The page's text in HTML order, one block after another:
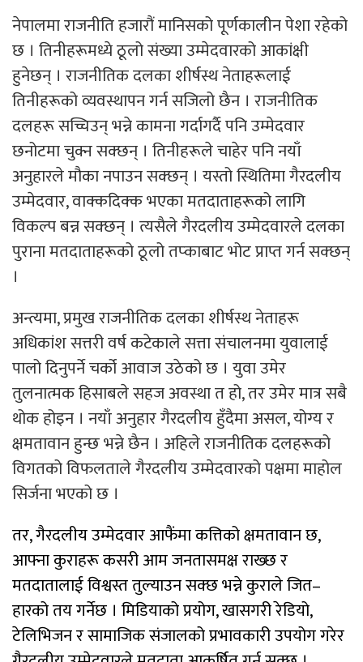
नेपालमा राजनीति हजारौं मानिसको पूर्णकालीन पेशा रहेको
छ । तिनीहरूमध्ये ठूलो संख्या उम्मेदवारको आकांक्षी
हुनेछन् । राजनीतिक दलका शीर्षस्थ नेताहरूलाई
तिनीहरूको व्यवस्थापन गर्न सजिलो छैन । राजनीतिक
दलहरू सच्चिउन् भन्ने कामना गर्दागर्दै पनि उम्मेदवार
छनोटमा चुक्न सक्छन् । तिनीहरूले चाहेर पनि नयाँ
अनुहारले मौका नपाउन सक्छन् । यस्तो स्थितिमा गैरदलीय
उम्मेदवार, वाक्कदिक्क भएका मतदाताहरूको लागि
विकल्प बन्न सक्छन् । त्यसैले गैरदलीय उम्मेदवारले दलका
पुराना मतदाताहरूको ठूलो तप्काबाट भोट प्राप्त गर्न सक्छन्
।
अन्त्यमा, प्रमुख राजनीतिक दलका शीर्षस्थ नेताहरू
अधिकांश सत्तरी वर्ष कटेकाले सत्ता संचालनमा युवालाई
पालो दिनुपर्ने चर्को आवाज उठेको छ । युवा उमेर
तुलनात्मक हिसाबले सहज अवस्था त हो, तर उमेर मात्र सबै
थोक होइन । नयाँ अनुहार गैरदलीय हुँदैमा असल, योग्य र
क्षमतावान हुन्छ भन्ने छैन । अहिले राजनीतिक दलहरूको
विगतको विफलताले गैरदलीय उम्मेदवारको पक्षमा माहोल
सिर्जना भएको छ ।
तर, गैरदलीय उम्मेदवार आफैंमा कत्तिको क्षमतावान छ,
आफ्ना कुराहरू कसरी आम जनतासमक्ष राख्छ र
मतदातालाई विश्वस्त तुल्याउन सक्छ भन्ने कुराले जित–
हारको तय गर्नेछ । मिडियाको प्रयोग, खासगरी रेडियो,
टेलिभिजन र सामाजिक संजालको प्रभावकारी उपयोग गरेर